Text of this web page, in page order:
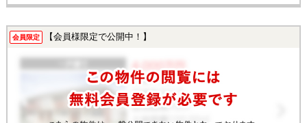
会員限定 【会員様限定で公開中！】